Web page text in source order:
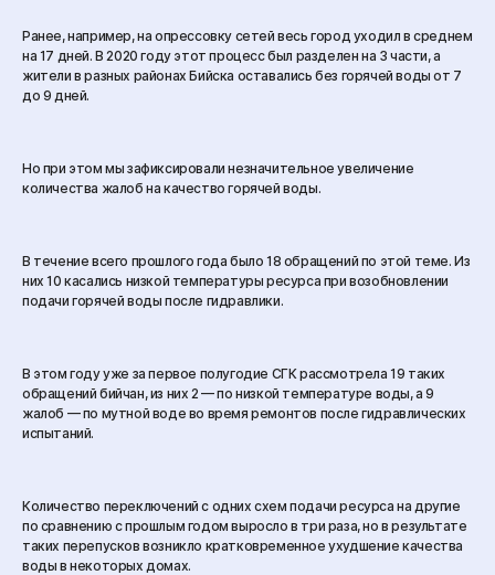
Ранее, например, на опрессовку сетей весь город уходил в среднем
на 17 дней. В 2020 году этот процесс был разделен на 3 части, а
жители в разных районах Бийска оставались без горячей воды от 7
до 9 дней.
Но при этом мы зафиксировали незначительное увеличение
количества жалоб на качество горячей воды.
В течение всего прошлого года было 18 обращений по этой теме. Из
них 10 касались низкой температуры ресурса при возобновлении
подачи горячей воды после гидравлики.
В этом году уже за первое полугодие СГК рассмотрела 19 таких
обращений бийчан, из них 2 — по низкой температуре воды, а 9
жалоб — по мутной воде во время ремонтов после гидравлических
испытаний.
Количество переключений с одних схем подачи ресурса на другие
по сравнению с прошлым годом выросло в три раза, но в результате
таких перепусков возникло кратковременное ухудшение качества
воды в некоторых домах.